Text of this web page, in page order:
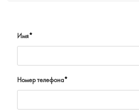
Имя*
Номер телефона*